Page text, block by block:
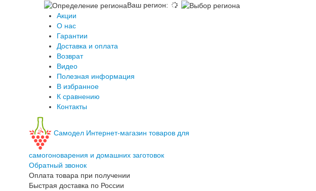
Ваш регион:
Акции
О нас
Гарантии
Доставка и оплата
Возврат
Видео
Полезная информация
В избранное
К сравнению
Контакты
Самодел Интернет-магазин товаров для
самогоноварения и домашних заготовок
Обратный звонок
Оплата товара при получении
Быстрая доставка по России